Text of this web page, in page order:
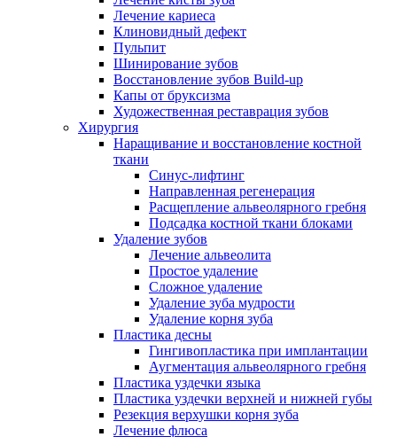
Лечение кариеса
Клиновидный дефект
Пульпит
Шинирование зубов
Восстановление зубов Build-up
Капы от бруксизма
Художественная реставрация зубов
Хирургия
Наращивание и восстановление костной
ткани
Синус-лифтинг
Направленная регенерация
Расщепление альвеолярного гребня
Подсадка костной ткани блоками
Удаление зубов
Лечение альвеолита
Простое удаление
Сложное удаление
Удаление зуба мудрости
Удаление корня зуба
Пластика десны
Гингивопластика при имплантации
Аугментация альвеолярного гребня
Пластика уздечки языка
Пластика уздечки верхней и нижней губы
Резекция верхушки корня зуба
Лечение флюса